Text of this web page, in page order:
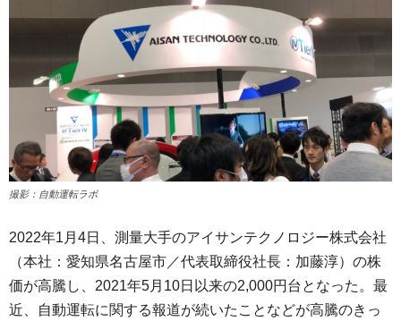
撮影：自動運転ラボ
2022年1月4日、測量大手のアイサンテクノロジー株式会社
（本社：愛知県名古屋市／代表取締役社長：加藤淳）の株
価が高騰し、2021年5月10日以来の2,000円台となった。最
近、自動運転に関する報道が続いたことなどが高騰のきっ